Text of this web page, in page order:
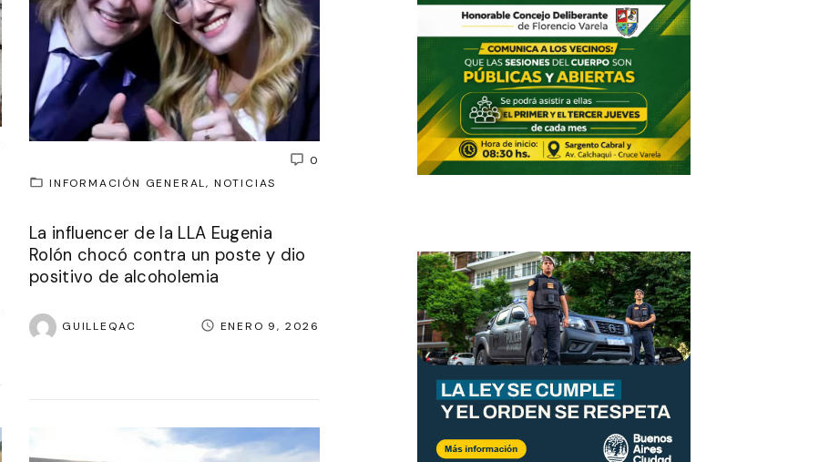
0
INFORMACIÓN GENERAL NOTICIAS
La influencer de la LLA Eugenia
Rolón chocó contra un poste y dio
positivo de alcoholemia
GUILLEQAC ENERO 9, 2026